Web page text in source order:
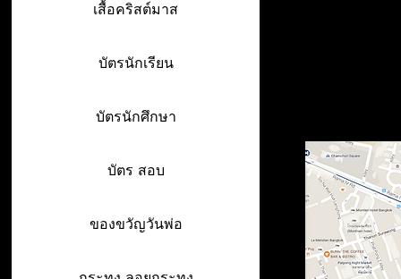
เสื้อคริสต์มาส
บัตรนักเรียน
บัตรนักศึกษา
บัตร สอบ
ของขวัญวันพ่อ